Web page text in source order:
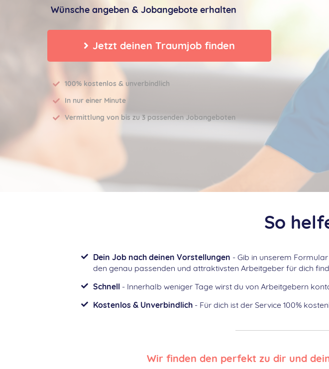
Wünsche angeben & Jobangebote erhalten
Jetzt deinen Traumjob finden
100% kostenlos & unverbindlich
In nur einer Minute
Vermittlung von bis zu 3 passenden Jobangeboten
So
Dein Job nach deinen Vorstellungen - Gib in unserem
den genau passenden und attraktivsten Arbeitgeber für dich
Schnell - Innerhalb weniger Tage wirst du von Arbeitgebern
Kostenlos & Unverbindlich - Für dich ist der Service 100%
Wir finden den perfekt zu dir und